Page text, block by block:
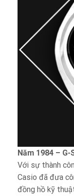
Năm 1984 –
Với sự thành
Casio đã đưa
đồng hồ kỹ